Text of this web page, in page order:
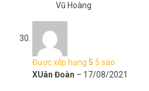
Vũ Hoàng
Được xếp hạng 5 5 sao
XUân Đoàn – 17/08/2021